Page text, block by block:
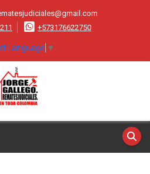
+573176622750
Language ▼